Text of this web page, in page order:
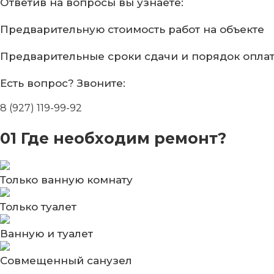
Ответив на вопросы вы узнаете:
Предварительную стоимость работ на объекте
Предварительные сроки сдачи и порядок
Есть вопрос? Звоните:
8 (927) 119-99-92
01 Где необходим ремонт?
Только ванную комнату
Только туалет
Ванную и туалет
Совмещенный санузел